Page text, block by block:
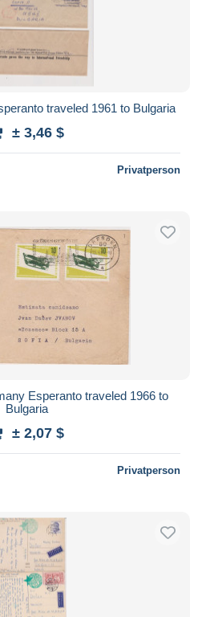
traveled 1961 to Bulgaria
± 3,46 $
Privatperson
Esperanto traveled 1966 to
Bulgaria
± 2,07 $
Privatperson